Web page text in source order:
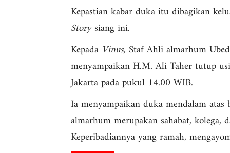
Kepastian kabar duka itu dibagikan
Storysiang ini.
Kepada Vinus, Staf Ahli almarhum
menyampaikan H.M. Ali Taher tutup
Jakarta pada pukul 14.00 WIB.
Ia menyampaikan duka mendalam
almarhum merupakan sahabat,
Keperibadiannya yang ramah,